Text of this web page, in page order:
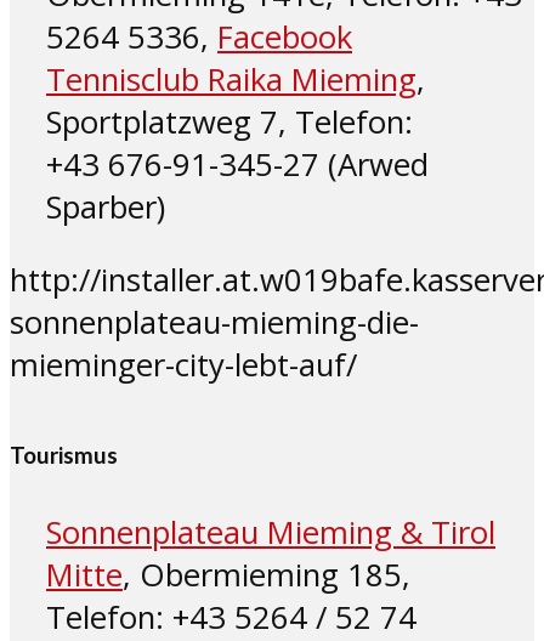
5264 5336, Facebook
Tennisclub Raika Mieming,
Sportplatzweg 7, Telefon:
+43 676-91-345-27 (Arwed
Sparber)
http://
sonnenplateau-mieming-die-
mieminger-city-lebt-auf/
Tourismus
Sonnenplateau Mieming & Tirol
Mitte, Obermieming 185,
Telefon: +43 5264 / 52 74